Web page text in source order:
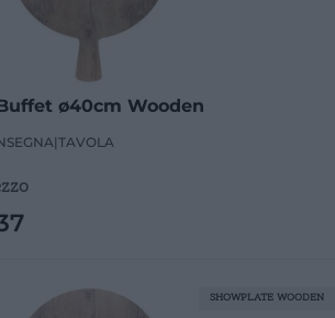
ø40cm Wooden
|TAVOLA
SHOWPLATE WOODEN